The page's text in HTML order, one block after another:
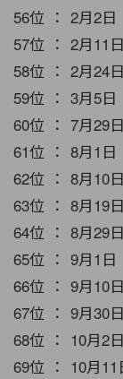
56位 ： 2月2
57位 ： 2月11
58位 ： 2月24
59位 ： 3月5
60位 ： 7月29
61位 ： 8月1
62位 ： 8月10
63位 ： 8月19
64位 ： 8月29
65位 ： 9月1
66位 ： 9月10
67位 ： 9月30
68位 ： 10月2
69位 ： 10月